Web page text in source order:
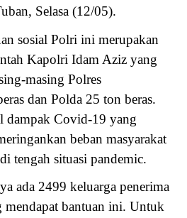
Selasa (12/05).
sosial Polri ini merupakan
Kapolri Idam Aziz yang
masing Polres
dan Polda 25 ton beras.
dampak Covid-19 yang
beban masyarakat
tengah situasi pandemic.
ada 2499 keluarga penerima
bantuan ini. Untuk